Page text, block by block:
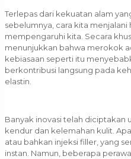
Terlepas dari kekuatan alam
sebelumnya, cara kita
mempengaruhi kita. Secara
menunjukkan bahwa merokok
kebiasaan seperti itu
berkontribusi langsung pada
elastin.
Banyak inovasi telah
kendur dan kelemahan kulit.
atau bahkan injeksi filler, yang
instan. Namun, beberapa